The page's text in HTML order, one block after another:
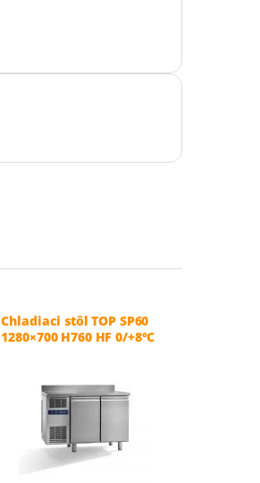
Chladiaci stôl TOP SP60
1280×700 H760 HF 0/+8°C